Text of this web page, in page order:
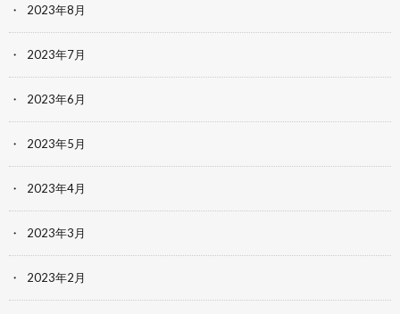
2023年8月
2023年7月
2023年6月
2023年5月
2023年4月
2023年3月
2023年2月